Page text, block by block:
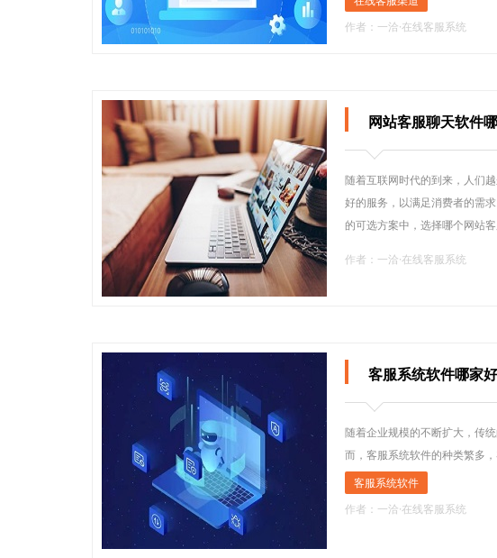
作者：一洽·在线客服系统
网站客服聊天软件
随着互联网时代的到来，人们
好的服务，以满足消费者的需
的可选方案中，选择哪个网站
作者：一洽·在线客服系统
客服系统软件哪家
随着企业规模的不断扩大，传
而，客服系统软件的种类繁多
客服系统软件
作者：一洽·在线客服系统